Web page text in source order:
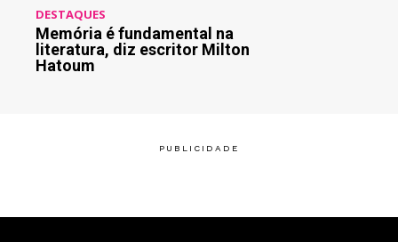
DESTAQUES
Memória é fundamental na
literatura, diz escritor Milton
Hatoum